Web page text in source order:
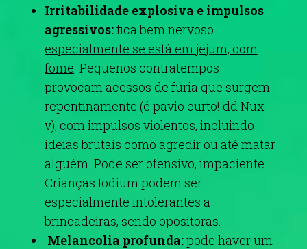
Irritabilidade explosiva e impulsos
agressivos:fica bem nervoso
especialmente se está em jejum, com
fome. Pequenos contratempos
provocam acessos de fúria que surgem
repentinamente (é pavio curto! dd Nux-
v), com impulsos violentos, incluindo
ideias brutais como agredir ou até matar
alguém. Pode ser ofensivo, impaciente.
Crianças Iodium podem ser
especialmente intolerantes a
brincadeiras, sendo opositoras.
Melancolia profunda:pode haver um